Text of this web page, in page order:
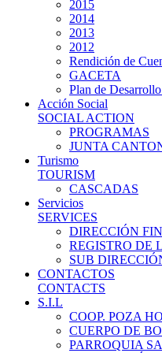
2015
2014
2013
2012
Rendición de
GACETA
Plan de
Acción Social
SOCIAL ACTION
PROGRAMAS
JUNTA
Turismo
TOURISM
CASCADAS
Servicios
SERVICES
DIRECCIÓN
REGISTRO DE
SUB
CONTACTOS
CONTACTS
S.I.L
COOP. POZA
CUERPO DE
PARROQUIA